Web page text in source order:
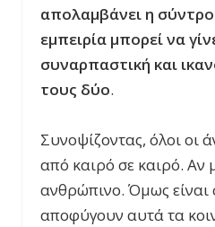
απολαμβάνει η
εμπειρία μπορεί να
συναρπαστική και
τους δύο.
Συνοψίζοντας, όλοι οι
από καιρό σε καιρό. Αν
ανθρώπινο. Όμως είναι
αποφύγουν αυτά τα